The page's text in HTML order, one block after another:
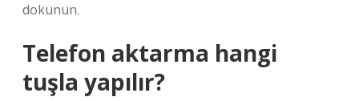
dokunun.
Telefon aktarma hangi
tuşla yapılır?